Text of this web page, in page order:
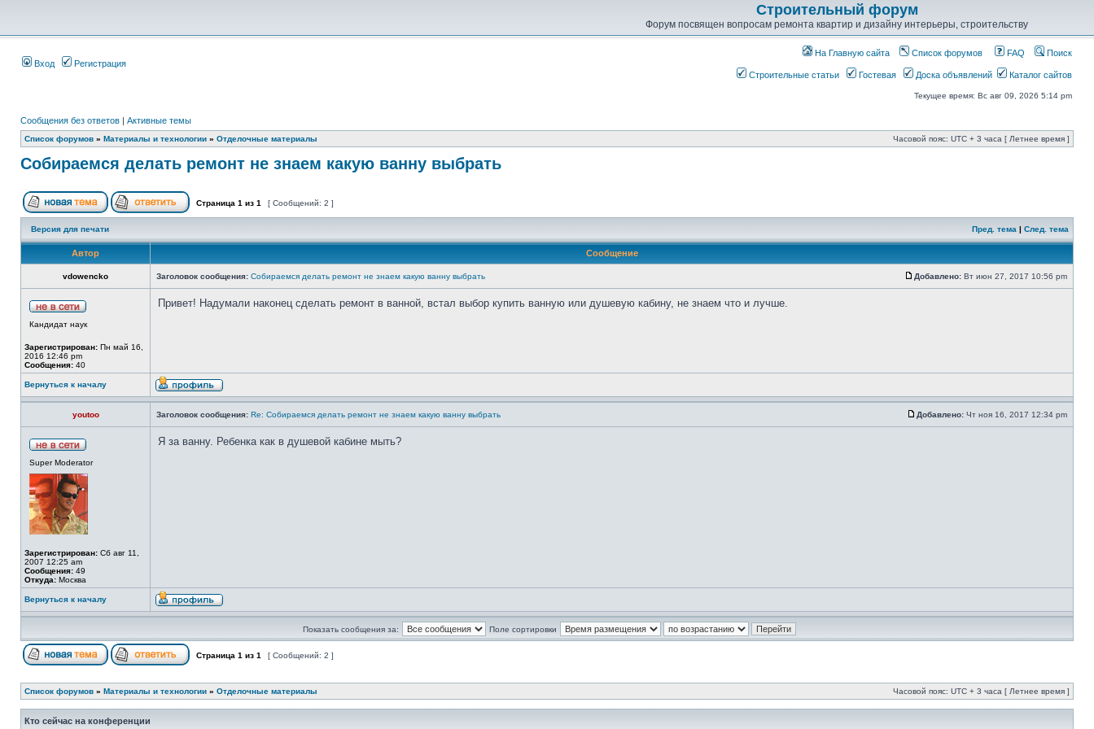
Строительный форум
Форум посвящен вопросам ремонта квартир и дизайну интерьеры, строительству
Вход Регистрация
На Главную сайта Список форумов FAQ Поиск
Строительные статьи Гостевая Доска объявлений Каталог сайтов
Текущее время: Вс авг 09, 2026 5:14 pm
Сообщения без ответов | Активные темы
Список форумов » Материалы и технологии » Отделочные материалы Часовой пояс: UTC + 3 часа [ Летнее время ]
Собираемся делать ремонт не знаем какую ванну выбрать
Страница 1 из 1 [ Сообщений: 2 ]
Версия для печати Пред. тема | След. тема
Автор Сообщение
vdowencko Заголовок сообщения: Собираемся делать ремонт не знаем какую ванну выбрать Добавлено: Вт июн 27, 2017 10:56 pm
Кандидат наук
Зарегистрирован: Пн май 16,
2016 12:46 pm
Сообщения: 40
Привет! Надумали наконец сделать ремонт в ванной, встал выбор купить ванную или душевую кабину, не знаем что и лучше.
Вернуться к началу
youtoo Заголовок сообщения: Re: Собираемся делать ремонт не знаем какую ванну выбрать Добавлено: Чт ноя 16, 2017 12:34 pm
Super Moderator
Зарегистрирован: Сб авг 11,
2007 12:25 am
Сообщения: 49
Откуда: Москва
Я за ванну. Ребенка как в душевой кабине мыть?
Вернуться к началу
Показать сообщения за: Поле сортировки
Страница 1 из 1 [ Сообщений: 2 ]
Список форумов » Материалы и технологии » Отделочные материалы Часовой пояс: UTC + 3 часа [ Летнее время ]
Кто сейчас на конференции